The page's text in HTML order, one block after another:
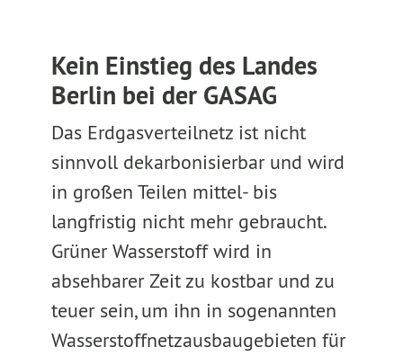
Kein Einstieg des Landes
Berlin bei der GASAG
Das Erdgasverteilnetz ist nicht
sinnvoll dekarbonisierbar und wird
in großen Teilen mittel- bis
langfristig nicht mehr gebraucht.
Grüner Wasserstoff wird in
absehbarer Zeit zu kostbar und zu
teuer sein, um ihn in sogenannten
Wasserstoffnetzausbaugebieten für